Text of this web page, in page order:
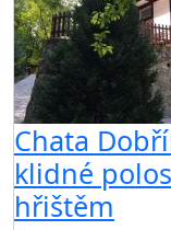
Chata
klidné
hřištěm